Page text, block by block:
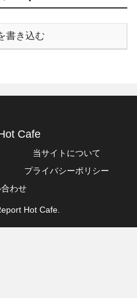
書き込む
Cafe
当サイトについて
プライバシーポリシー
わせ
Hot Cafe.